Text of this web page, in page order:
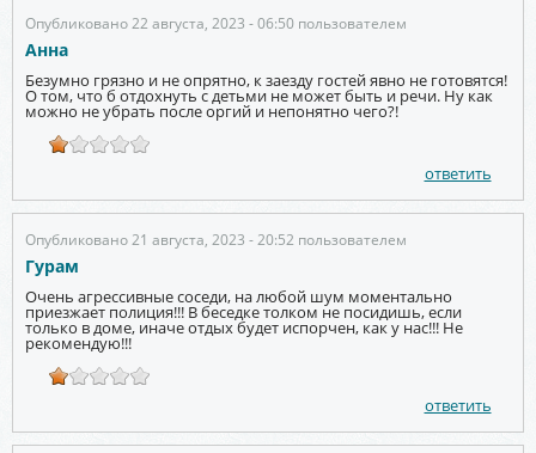
Опубликовано 22 августа, 2023 - 06:50 пользователем
Анна
Безумно грязно и не опрятно, к заезду гостей явно не готовятся!
О том, что б отдохнуть с детьми не может быть и речи. Ну как
можно не убрать после оргий и непонятно чего?!
ответить
Опубликовано 21 августа, 2023 - 20:52 пользователем
Гурам
Очень агрессивные соседи, на любой шум моментально
приезжает полиция!!! В беседке толком не посидишь, если
только в доме, иначе отдых будет испорчен, как у нас!!! Не
рекомендую!!!
ответить